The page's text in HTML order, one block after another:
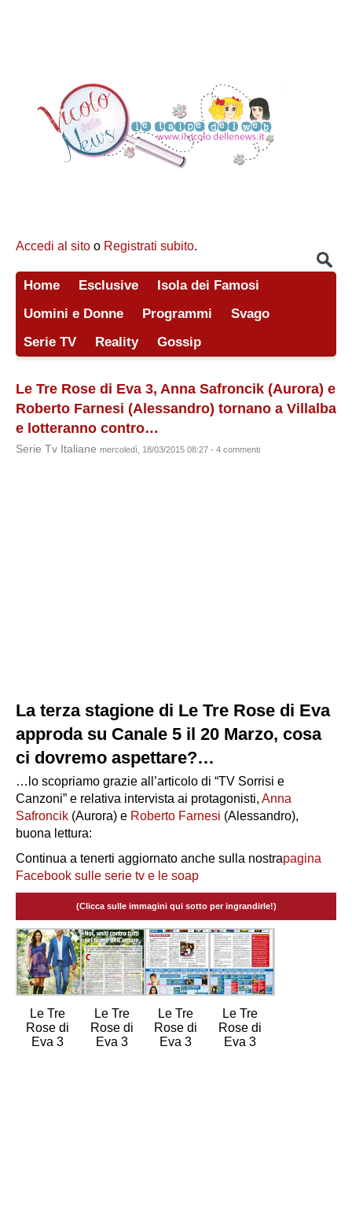
Accedi al sito o Registrati subito.
Home Esclusive
Isola dei Famosi
Uomini e Donne
Programmi
Svago
Serie TV
Reality Gossip
Le Tre Rose di Eva 3, Anna Safroncik (Aurora) e
Roberto Farnesi (Alessandro) tornano a Villalba
e lotteranno contro…
Serie Tv Italiane mercoledì, 18/03/2015 08:27 - 4 commenti
La terza stagione di Le Tre Rose di Eva
approda su Canale 5 il 20 Marzo, cosa
ci dovremo aspettare?…
…lo scopriamo grazie all’articolo di “TV Sorrisi e
Canzoni” e relativa intervista ai protagonisti, Anna
Safroncik (Aurora) e Roberto Farnesi (Alessandro),
buona lettura:
Continua a tenerti aggiornato anche sulla nostrapagina
Facebook sulle serie tv e le soap
(Clicca sulle immagini qui sotto per ingrandirle!)
Le Tre
Rose di
Eva 3
Le Tre
Rose di
Eva 3
Le Tre
Rose di
Eva 3
Le Tre
Rose di
Eva 3